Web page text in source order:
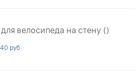
велосипеда на стену ()
руб